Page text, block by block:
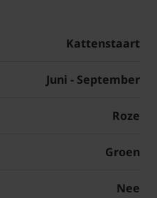
Kattenstaart
Juni - September
Roze
Groen
Nee